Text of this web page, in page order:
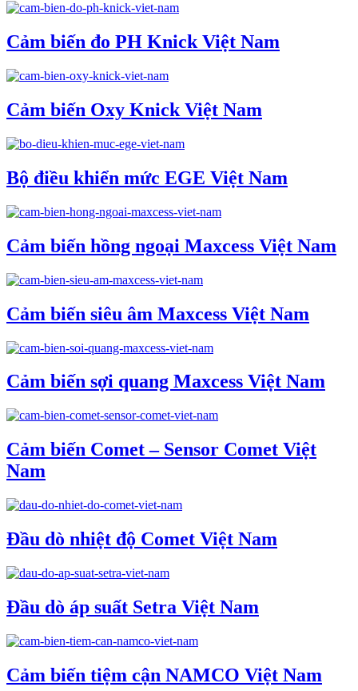
Cảm biến đo PH Knick Việt Nam
Cảm biến Oxy Knick Việt Nam
Bộ điều khiển mức EGE Việt Nam
Cảm biến hồng ngoại Maxcess Việt Nam
Cảm biến siêu âm Maxcess Việt Nam
Cảm biến sợi quang Maxcess Việt Nam
Cảm biến Comet – Sensor Comet Việt
Nam
Đầu dò nhiệt độ Comet Việt Nam
Đầu dò áp suất Setra Việt Nam
Cảm biến tiệm cận NAMCO Việt Nam